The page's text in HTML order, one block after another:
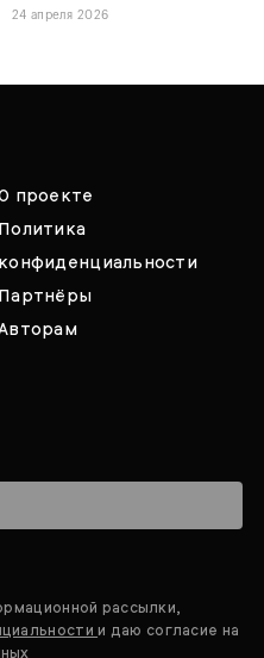
24 апреля 2026
проекте
Политика
конфиденциальности
Партнёры
рассылки,
и даю согласие на